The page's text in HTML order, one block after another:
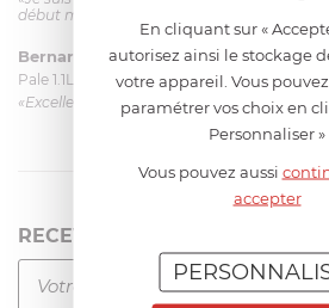
début mais ça le fait. La livraison a été très
Bernard le 23/06/2026 à 09:43
Pale 1.1L pour Glacier Magimix 11031/121/123/
«Excellent: produit et livraison»
RECEVEZ LA NEWSLETTER
En cliquant sur «
autorisez ainsi le stockage
votre appareil. Vous
paramétrer vos choix en
Personnaliser »
Vous pouvez aussi
accepter